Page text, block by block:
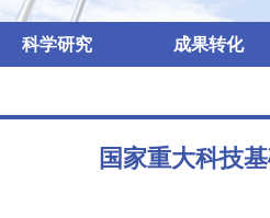
科学研究 成果转化
国家重大科技